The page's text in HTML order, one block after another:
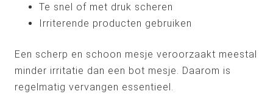
Te snel of met druk scheren
Irriterende producten gebruiken
Een scherp en schoon mesje veroorzaakt meestal
minder irritatie dan een bot mesje. Daarom is
regelmatig vervangen essentieel.